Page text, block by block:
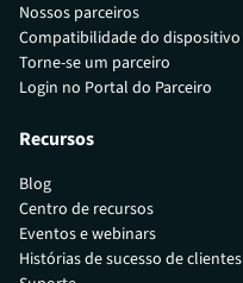
Nossos parceiros
Compatibilidade do dispositivo
Torne-se um parceiro
Login no Portal do Parceiro
Recursos
Blog
Centro de recursos
Eventos e webinars
Histórias de sucesso de clientes